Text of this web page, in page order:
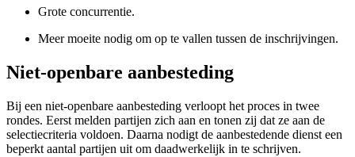
Grote concurrentie.
Meer moeite nodig om op te vallen tussen de inschrijvingen.
Niet-openbare aanbesteding
Bij een niet-openbare aanbesteding verloopt het proces in twee
rondes. Eerst melden partijen zich aan en tonen zij dat ze aan de
selectiecriteria voldoen. Daarna nodigt de aanbestedende dienst een
beperkt aantal partijen uit om daadwerkelijk in te schrijven.